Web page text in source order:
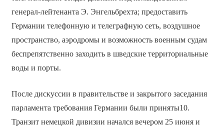
генерал-лейтенанта Э. Энгельбрехта; предоставить
Германии телефонную и телеграфную сеть, воздушное
пространство, аэродромы и возможность военным судам
беспрепятственно заходить в шведские территориальные
воды и порты.
После дискуссии в правительстве и закрытого заседания
парламента требования Германии были приняты10.
Транзит немецкой дивизии начался вечером 25 июня и